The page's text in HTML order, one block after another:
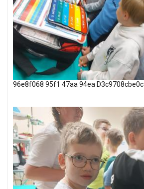
96e8f068 95f1 47aa 94ea D3c9708cbe0c